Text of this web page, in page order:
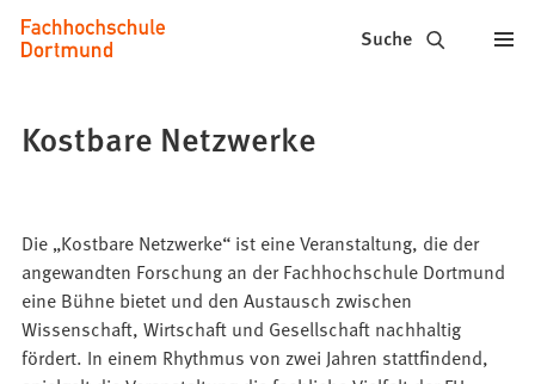
Inhalt anspringen
Fachhochschule
Dortmund
Studium,
Bewerbung
Suche
Kostbare Netzwerke
Die „Kostbare Netzwerke“ ist eine Veranstaltung, die der
angewandten Forschung an der Fachhochschule Dortmund
eine Bühne bietet und den Austausch zwischen
Wissenschaft, Wirtschaft und Gesellschaft nachhaltig
fördert. In einem Rhythmus von zwei Jahren stattfindend,